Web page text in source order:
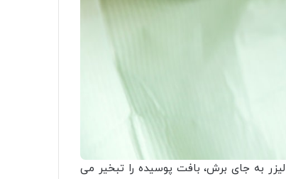
به جای برش، بافت پوسیده را تبخیر می